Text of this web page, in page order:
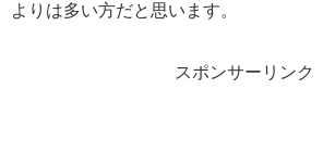
よりは多い方だと思います。
スポンサーリンク